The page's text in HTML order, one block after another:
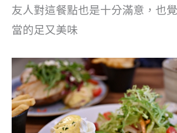
友人對這餐點也是十分滿意，也
當的足又美味